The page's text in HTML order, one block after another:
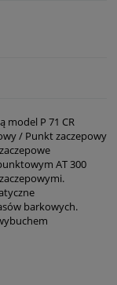
model P 71 CR
/ Punkt zaczepowy
AT 300
barkowych.